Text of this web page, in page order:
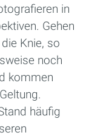
in
Gehen
Knie, so
noch
kommen
häufig